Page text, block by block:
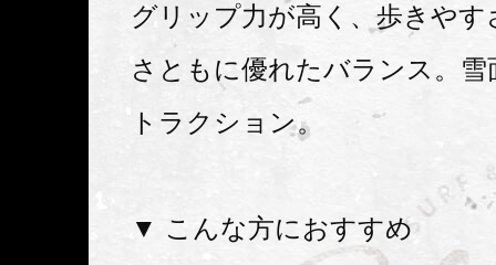
グリップ力が高く、歩きやす
さともに優れたバランス。
トラクション。
▼ こんな方におすすめ